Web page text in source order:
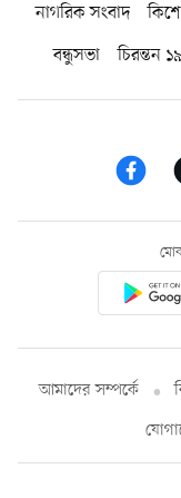
নাগরিক সংবাদ
বন্ধুসভা
চিরন্তন
আমাদের সম্পর্কে